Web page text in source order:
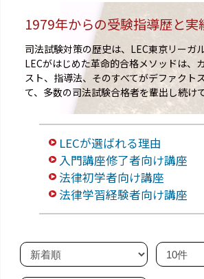
1979年からの受験指導歴と実
司法試験対策の歴史は、LEC東京リーガ
LECがはじめた革命的合格メソッドは、
スト、指導法、そのすべてがデファクト
て、多数の司法試験合格者を輩出し続け
LECが選ばれる理由
入門講座修了者向け講座
法律初学者向け講座
法律学習経験者向け講座